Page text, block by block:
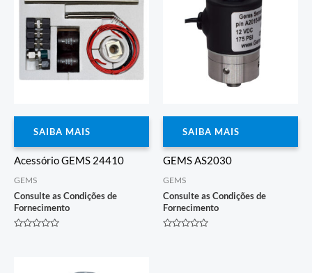
SAIBA MAIS
Acessório GEMS 24410
GEMS
Consulte as Condições de
Fornecimento
SAIBA MAIS
GEMS AS2030
GEMS
Consulte as Condições de
Fornecimento